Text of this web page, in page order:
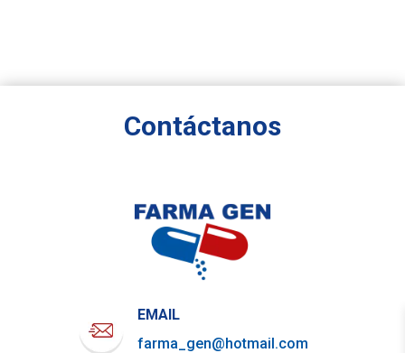
Contáctanos
EMAIL
farma_gen@hotmail.com